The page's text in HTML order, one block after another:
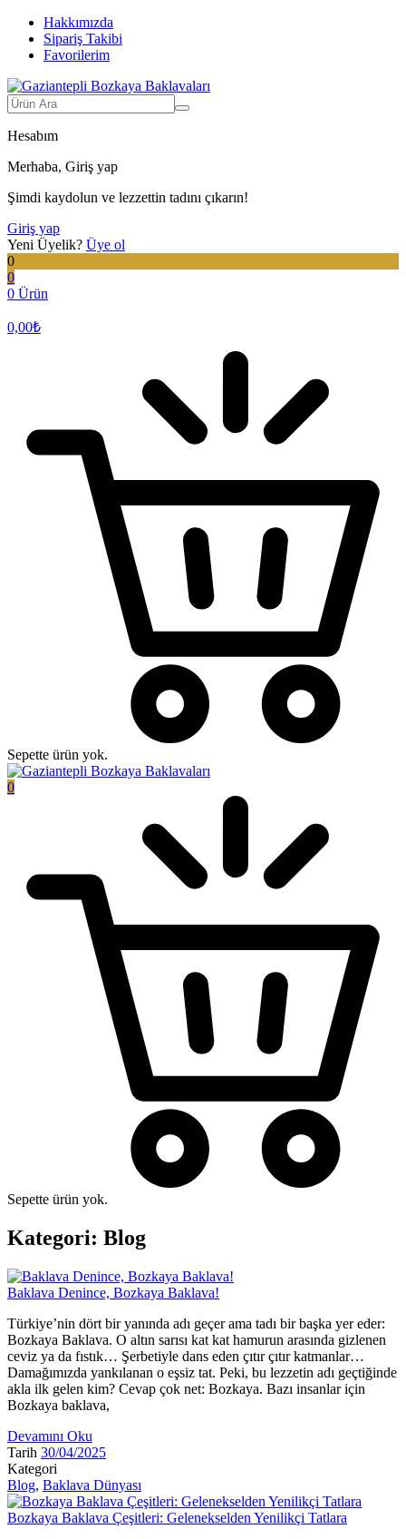
Hakkımızda
Sipariş Takibi
Favorilerim
Hesabım
Merhaba, Giriş yap
Şimdi kaydolun ve lezzettin tadını çıkarın!
Giriş yap
Yeni Üyelik? Üye ol
0
0
0 Ürün
0,00₺
Sepette ürün yok.
0
Sepette ürün yok.
Kategori: Blog
Baklava Denince, Bozkaya Baklava!
Türkiye’nin dört bir yanında adı geçer ama tadı bir başka yer eder:
Bozkaya Baklava. O altın sarısı kat kat hamurun arasında gizlenen
ceviz ya da fıstık… Şerbetiyle dans eden çıtır çıtır katmanlar…
Damağımızda yankılanan o eşsiz tat. Peki, bu lezzetin adı geçtiğinde
akla ilk gelen kim? Cevap çok net: Bozkaya. Bazı insanlar için
Bozkaya baklava,
Devamını Oku
Tarih 30/04/2025
Kategori
Blog, Baklava Dünyası
Bozkaya Baklava Çeşitleri: Gelenekselden Yenilikçi Tatlara